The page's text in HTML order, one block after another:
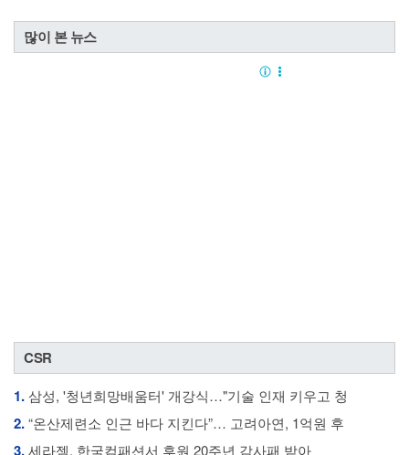
많이 본 뉴스
CSR
1.삼성, '청년희망배움터' 개강식…"기술 인재 키우고 청
2.“온산제련소 인근 바다 지킨다”… 고려아연, 1억원 후
3.세라젬, 한국컴패션서 후원 20주년 감사패 받아